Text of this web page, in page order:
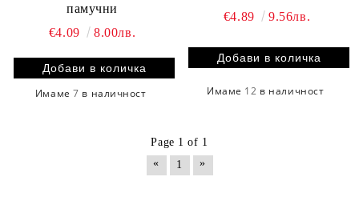
памучни
€4.09
8.00лв.
Имаме7 в наличност
€4.89 9.56лв.
Имаме 12 в наличност
Page 1 of 1
«
1 »